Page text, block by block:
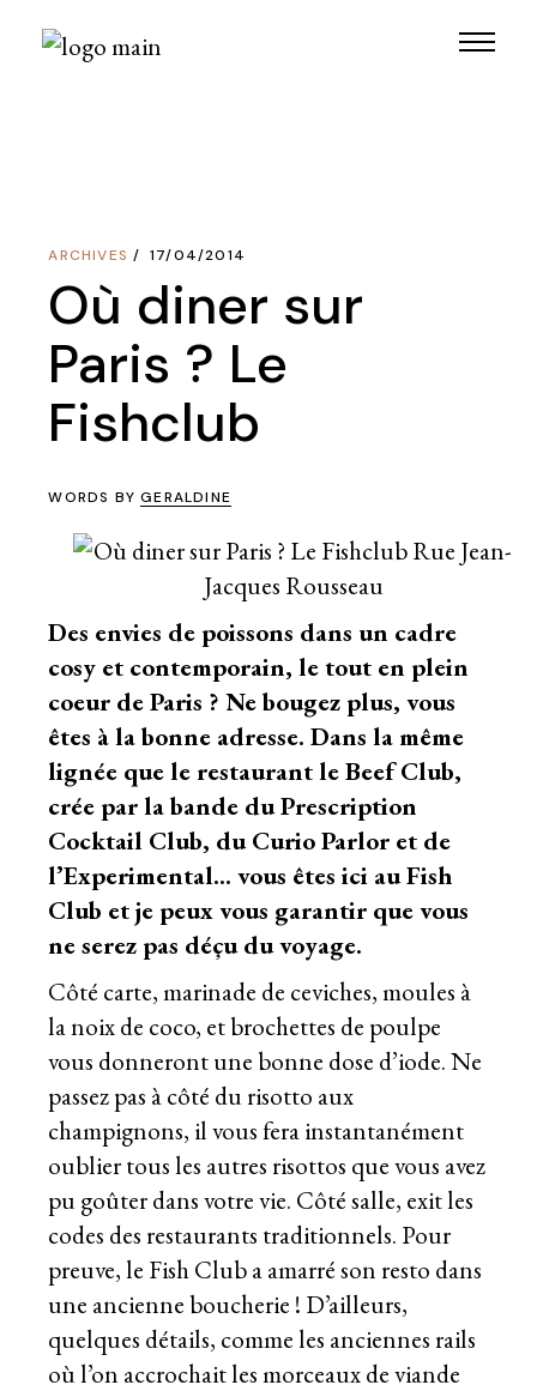
ARCHIVES 17/04/2014
Où diner sur
Paris ? Le
Fishclub
WORDS BYGERALDINE
Des envies de poissons dans un cadre
cosy et contemporain, le tout en plein
coeur de Paris ? Ne bougez plus, vous
êtes à la bonne adresse. Dans la même
lignée que le restaurant le Beef Club,
crée par la bande du Prescription
Cocktail Club, du Curio Parlor et de
l’Experimental… vous êtes ici au Fish
Club et je peux vous garantir que vous
ne serez pas déçu du voyage.
Côté carte, marinade de ceviches, moules à
la noix de coco, et brochettes de poulpe
vous donneront une bonne dose d’iode. Ne
passez pas à côté du risotto aux
champignons, il vous fera instantanément
oublier tous les autres risottos que vous avez
pu goûter dans votre vie. Côté salle, exit les
codes des restaurants traditionnels. Pour
preuve, le Fish Club a amarré son resto dans
une ancienne boucherie ! D’ailleurs,
quelques détails, comme les anciennes rails
où l’on accrochait les morceaux de viande